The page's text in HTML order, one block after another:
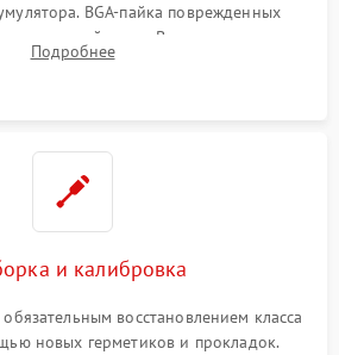
BGA-пайка поврежденных
плате. Восстановление
замена поврежденных элементов
Подробнее
и калибровка
восстановлением класса
новых герметиков и прокладок.